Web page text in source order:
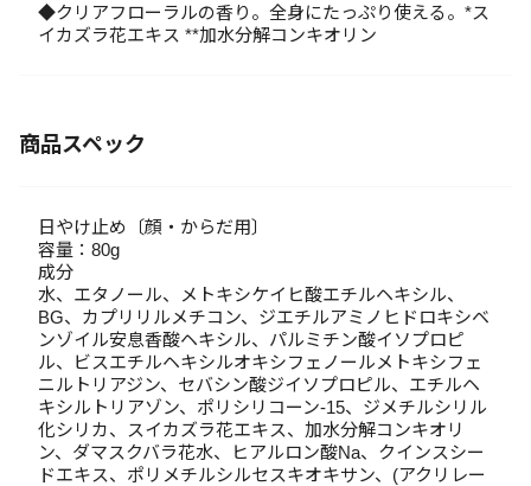
◆クリアフローラルの香り。全身にたっぷり使える。*ス
イカズラ花エキス **加水分解コンキオリン
商品スペック
日やけ止め〔顔・からだ用〕
容量：80g
成分
水、エタノール、メトキシケイヒ酸エチルヘキシル、
BG、カプリリルメチコン、ジエチルアミノヒドロキシベ
ンゾイル安息香酸ヘキシル、パルミチン酸イソプロピ
ル、ビスエチルヘキシルオキシフェノールメトキシフェ
ニルトリアジン、セバシン酸ジイソプロピル、エチルヘ
キシルトリアゾン、ポリシリコーン-15、ジメチルシリル
化シリカ、スイカズラ花エキス、加水分解コンキオリ
ン、ダマスクバラ花水、ヒアルロン酸Na、クインスシー
ドエキス、ポリメチルシルセスキオキサン、(アクリレー